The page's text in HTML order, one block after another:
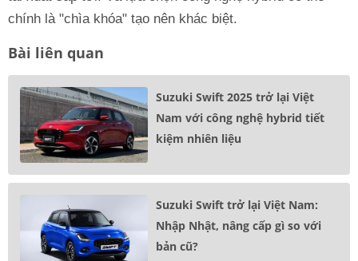
chính là "chìa khóa" tạo nên khác biệt.
Bài liên quan
Suzuki Swift 2025 trở lại Việt
Nam với công nghệ hybrid tiết
kiệm nhiên liệu
Suzuki Swift trở lại Việt Nam:
Nhập Nhật, nâng cấp gì so với
bản cũ?